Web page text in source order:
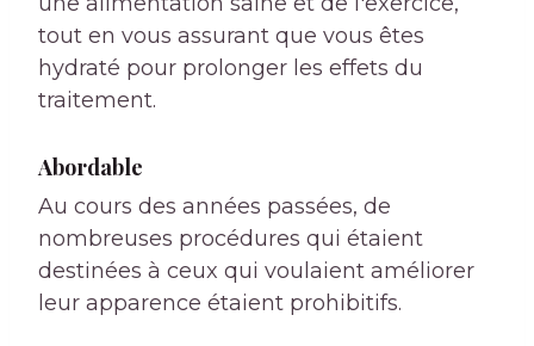
tout en vous assurant que vous êtes
hydraté pour prolonger les effets du
traitement.
Abordable
Au cours des années passées, de
nombreuses procédures qui étaient
destinées à ceux qui voulaient améliorer
leur apparence étaient prohibitifs.